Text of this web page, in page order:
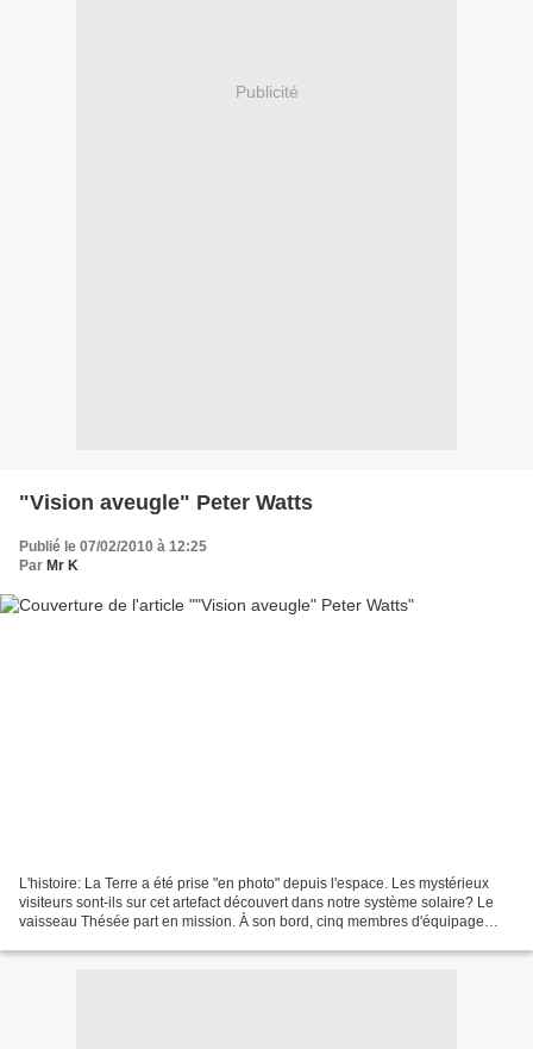
Publicité
"Vision aveugle" Peter Watts
Publié le 07/02/2010 à 12:25
Par Mr K
L'histoire: La Terre a été prise "en photo" depuis l'espace. Les mystérieux
visiteurs sont-ils sur cet artefact découvert dans notre système solaire? Le
vaisseau Thésée part en mission. À son bord, cinq membres d'équipage